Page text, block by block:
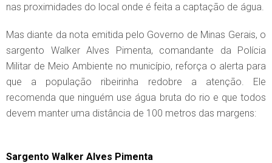
nas proximidades do local onde é feita a captação de água.
Mas diante da nota emitida pelo Governo de Minas Gerais, o
sargento Walker Alves Pimenta, comandante da Polícia
Militar de Meio Ambiente no município, reforça o alerta para
que a população ribeirinha redobre a atenção. Ele
recomenda que ninguém use água bruta do rio e que todos
devem manter uma distância de 100 metros das margens:
Sargento Walker Alves Pimenta